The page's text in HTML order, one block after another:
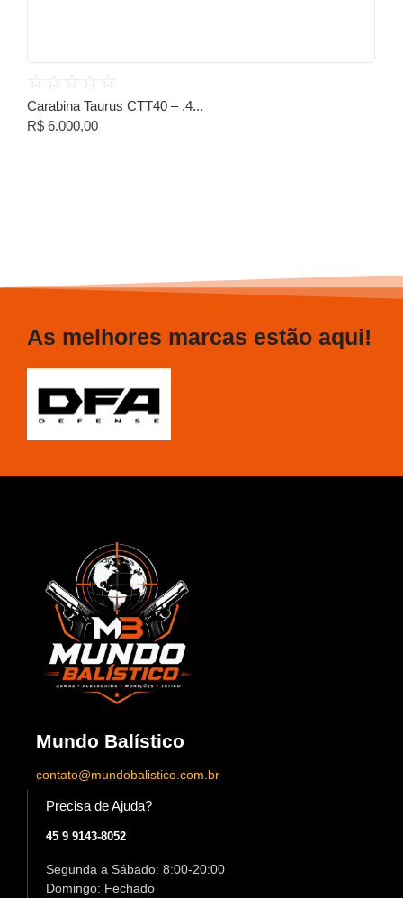
☆ ☆ ☆ ☆ ☆
Carabina Taurus CTT40 – .4...
R$ 6.000,00
As melhores marcas estão aqui!
Mundo Balístico
contato@mundobalistico.com.br
Precisa de Ajuda?
45 9 9143-8052
Segunda a Sábado: 8:00-20:00
Domingo: Fechado